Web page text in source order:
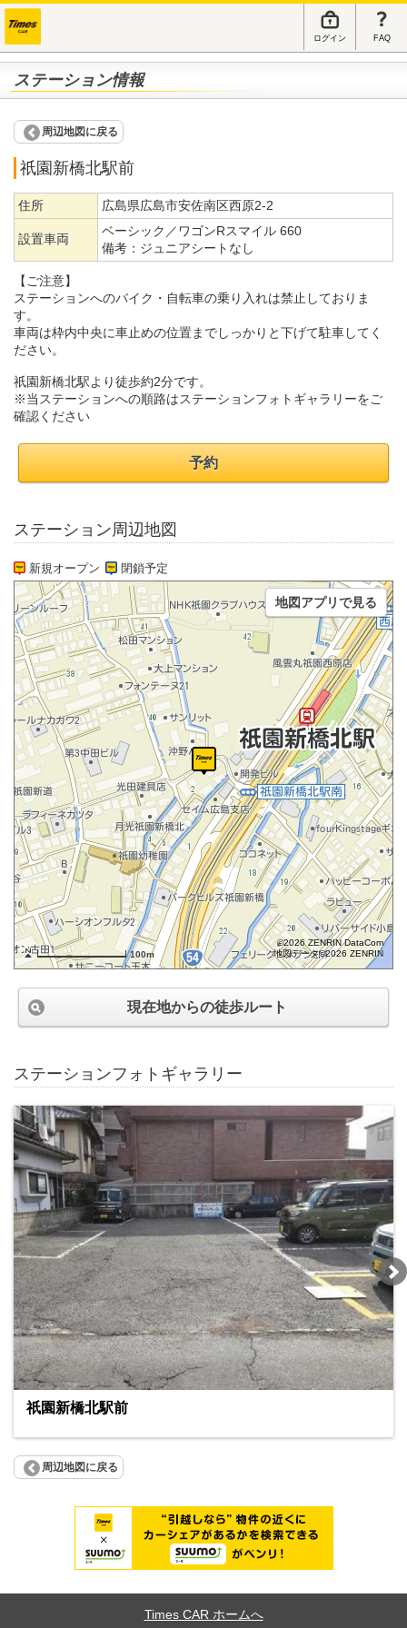
ログイン FAQ
ステーション情報
周辺地図に戻る
祇園新橋北駅前
住所 広島県広島市安佐南区西原2-2
設置車両
ベーシック／ワゴンRスマイル 660
備考： ジュニアシートなし
【ご注意】
ステーションへのバイク・自転車の乗り入れは禁止しておりま
す。
車両は枠内中央に車止めの位置までしっかりと下げて駐車してく
ださい。
祇園新橋北駅より徒歩約2分です。
※当ステーションへの順路はステーションフォトギャラリーをご
確認ください
予約
ステーション周辺地図
新規オープン 閉鎖予定
100m
©2026 ZENRIN DataCom
地図データ©2026 ZENRIN
地図アプリで見る
現在地からの徒歩ルート
ステーションフォトギャラリー
祇園新橋北駅前
周辺地図に戻る
Times CAR ホームへ